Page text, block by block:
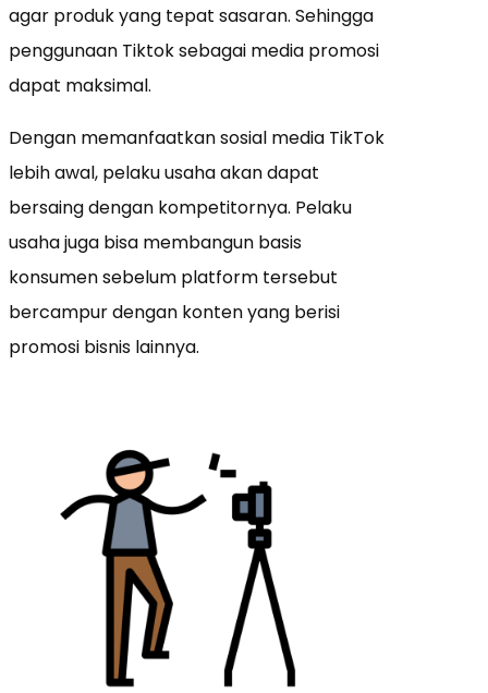
agar produk yang tepat sasaran. Sehingga
penggunaan Tiktok sebagai media promosi
dapat maksimal.
Dengan memanfaatkan sosial media TikTok
lebih awal, pelaku usaha akan dapat
bersaing dengan kompetitornya. Pelaku
usaha juga bisa membangun basis
konsumen sebelum platform tersebut
bercampur dengan konten yang berisi
promosi bisnis lainnya.